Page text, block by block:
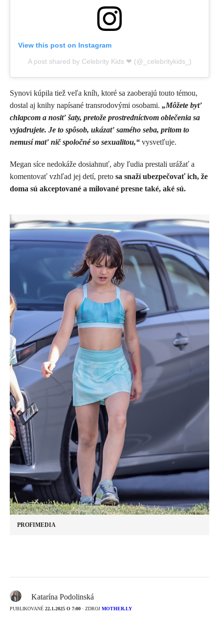
View this post on Instagram
A post shared by Celebrity Kids ❤ (@_celebritykids_)
Synovi kúpila tiež veľa kníh, ktoré sa zaoberajú touto témou,
dostal aj knihy napísané transrodovými osobami. „Môžete byť
chlapcom a nosiť šaty, pretože prostredníctvom oblečenia sa
vyjadrujete. Je to spôsob, ukázať samého seba, pritom to
nemusí mať nič spoločné so sexualitou,“ vysvetľuje.
Megan síce nedokáže dosiahnuť, aby ľudia prestali urážať a
komentovať vzhľad jej detí, preto sa snaží ubezpečovať ich, že
doma sú akceptované a milované presne také, aké sú.
PROFIMEDIA
Katarína Podolinská
PUBLIKOVANÉ 22.1.2025 O 7:00 · ZDROJ MOTHER.LY